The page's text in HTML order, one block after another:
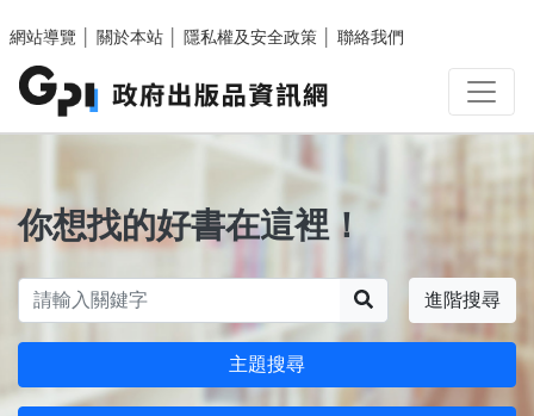
網站導覽
關於本站 隱私權及安全政策 聯絡我們
你想找的好書在這裡！
進階搜尋
主題搜尋